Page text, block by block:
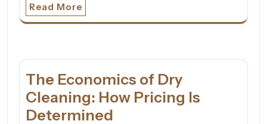
Read More
The Economics of Dry
Cleaning: How Pricing Is
Determined